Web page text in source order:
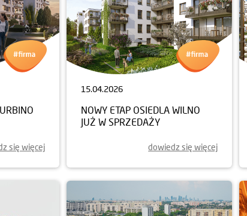
się więcej
15.04.2026
NOWY ETAP OSIEDLA WILNO
JUŻ W SPRZEDAŻY
dowiedz się więcej